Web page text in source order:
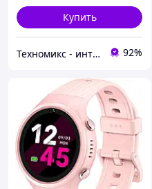
Купить
Техномикс - интернет - магазин качественной техники, электроники и других товаров для дома и работы 92%